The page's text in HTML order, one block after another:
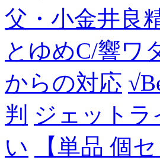
父・小金井良
とゆめC/響ワ
からの対応
判 ジェット
い
【単品 個